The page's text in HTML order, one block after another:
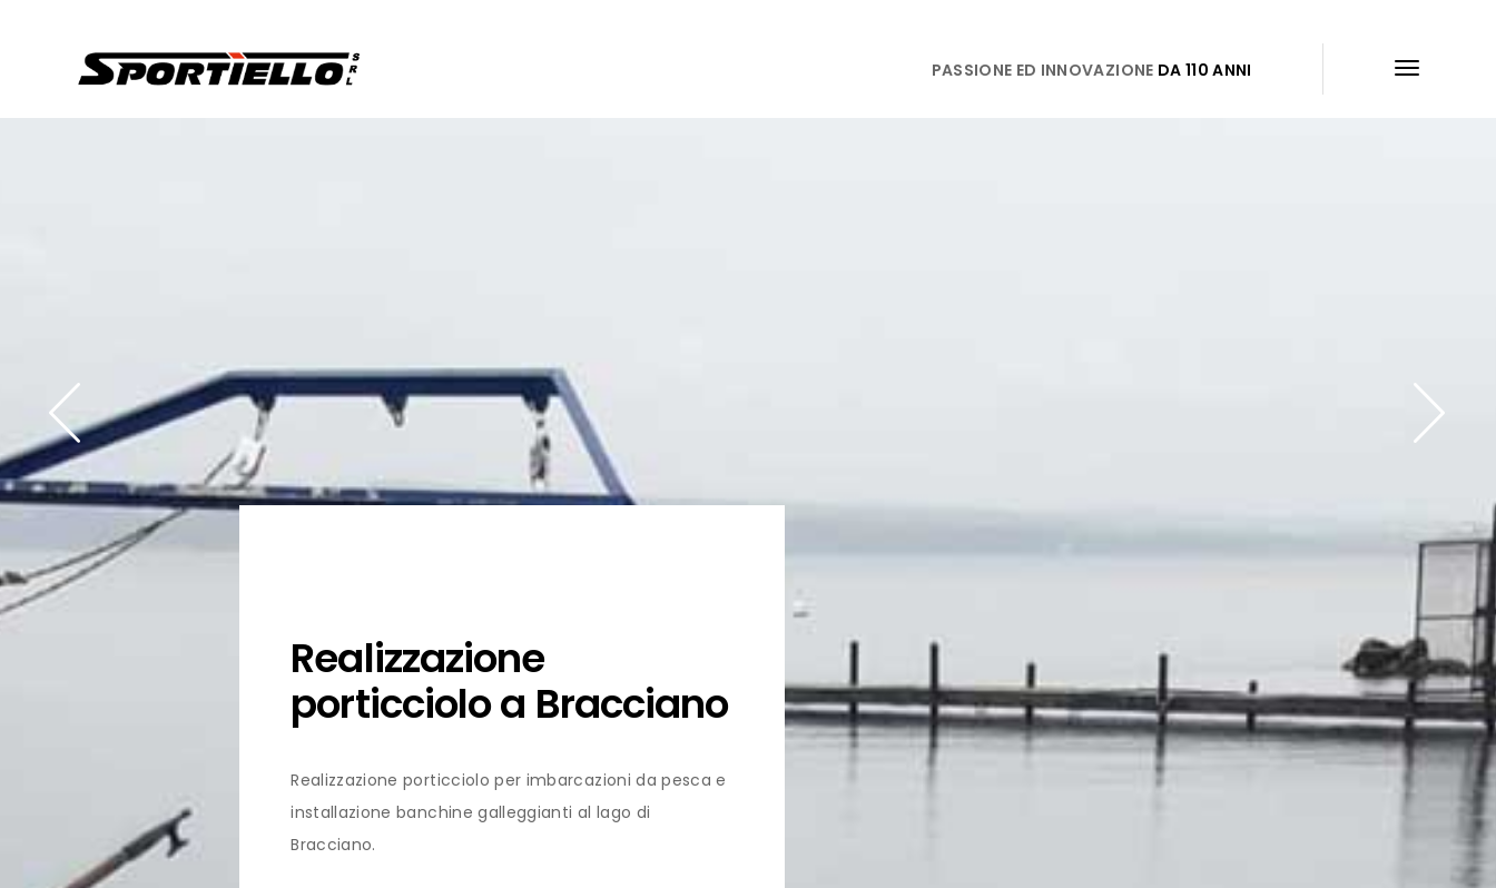
PASSIONE ED INNOVAZIONE DA 110 ANNI
Realizzazione
porticciolo a Bracciano
Realizzazione porticciolo per imbarcazioni da pesca e
installazione banchine galleggianti al lago di
Bracciano.